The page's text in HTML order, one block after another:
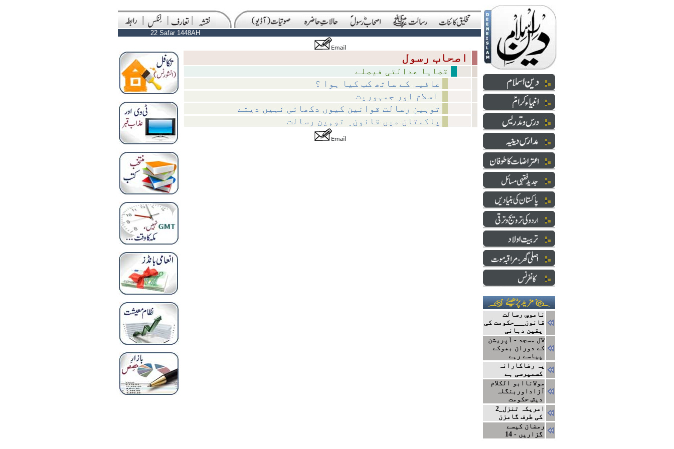
22 Safar 1448AH
عافیہ کے ساتھ کب کیا ہوا ؟
توہین رسالت قوانین کیوں دکھائی نہیں دیتے
پاکستان میں قانون ِ توہین رسالت
ناموسِ رسالت
قانون___حکومت کی
یقین دہانی
لال مسجد - آپریشن
کے دوران بھوکے
پیاسے رہے
یہ رضاکارانہ
کسمپرسی ہے
مولاناابو الکلام
آزاداوربنگلہ
دیش حکومت
2_امریکہ تنزل
کی طرف گامزن
رمضان کیسے
گزاریں - 14